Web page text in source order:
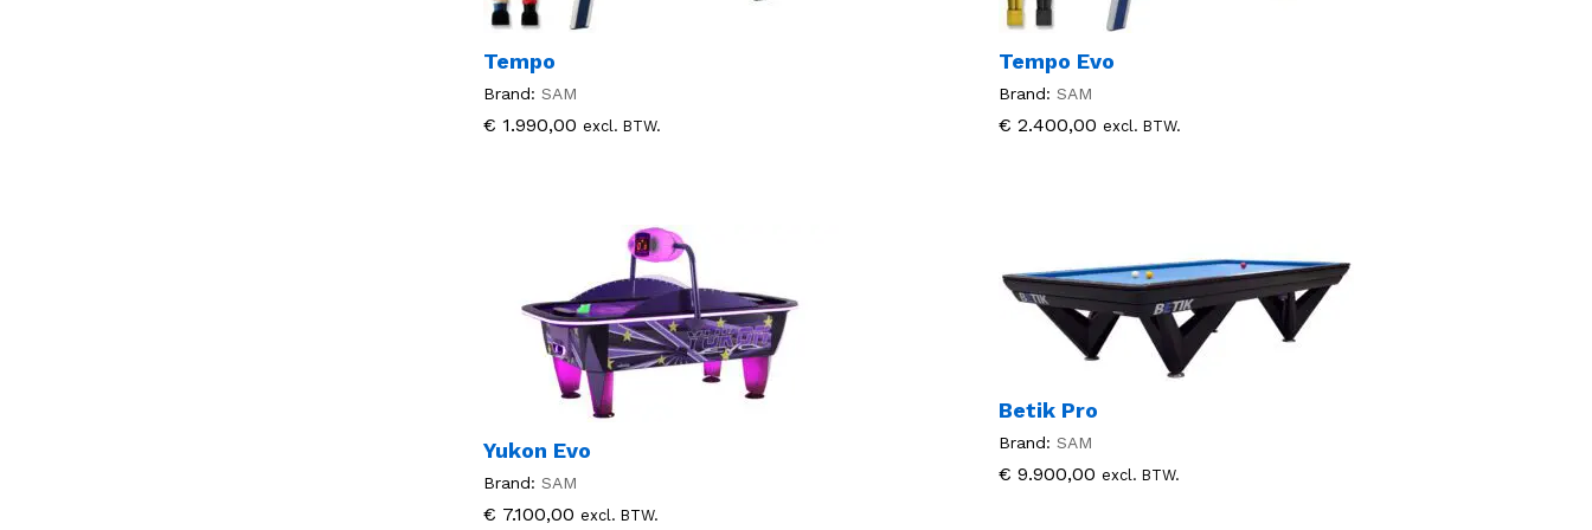
Tempo
Brand: SAM
€ 1.990,00 excl. BTW.
€ 1.990,00
Tempo Evo
Brand: SAM
€ 2.400,00 excl. BTW.
€ 2.400,00
Yukon Evo
Brand: SAM
€ 7.100,00 excl. BTW.
€ 7.100,00
Betik Pro
Brand: SAM
€ 9.900,00 excl. BTW.
€ 9.900,00